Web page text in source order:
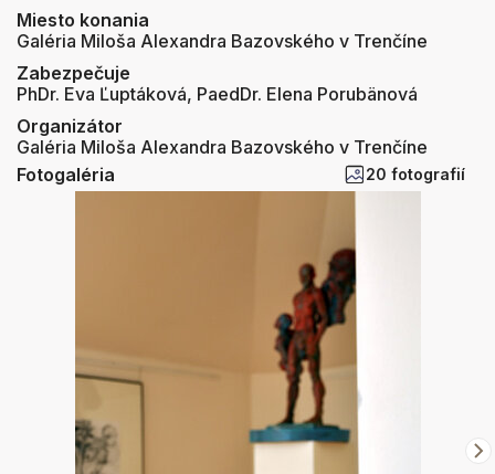
Miesto konania
Galéria Miloša Alexandra Bazovského v Trenčíne
Zabezpečuje
PhDr. Eva Ľuptáková, PaedDr. Elena Porubänová
Organizátor
Galéria Miloša Alexandra Bazovského v Trenčíne
Fotogaléria
20 fotografií